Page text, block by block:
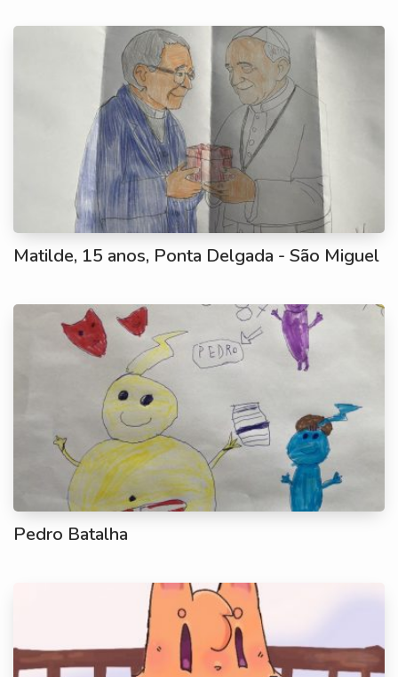
Matilde, 15 anos, Ponta Delgada - São Miguel
Pedro Batalha